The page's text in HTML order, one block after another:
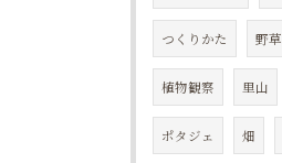
つくりかた 野草
植物観察 里山
ポタジェ 畑